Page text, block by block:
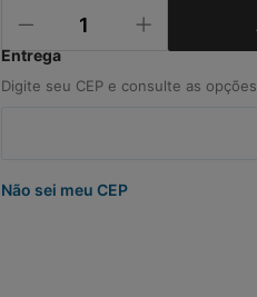
Não sei meu CEP